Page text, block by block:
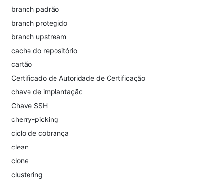
branch padrão
branch protegido
branch upstream
cache do repositório
cartão
Certificado de Autoridade de Certificação
chave de implantação
Chave SSH
cherry-picking
ciclo de cobrança
clean
clone
clustering